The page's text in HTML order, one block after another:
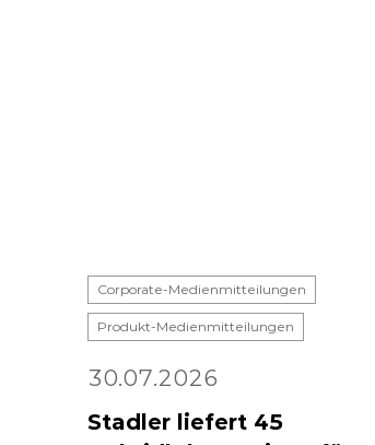
Corporate-Medienmitteilungen
Produkt-Medienmitteilungen
30.07.2026
Stadler liefert 45